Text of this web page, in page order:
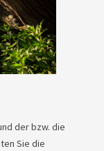
der bzw. die
Sie die